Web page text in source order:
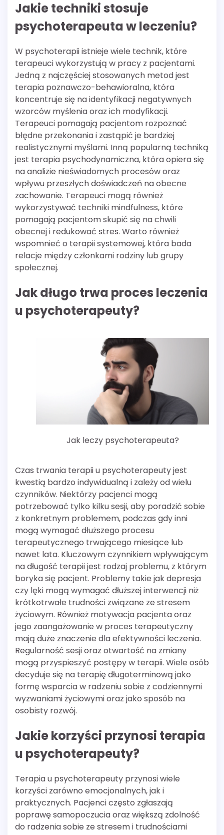
Jakie techniki stosuje
psychoterapeuta w leczeniu?
W psychoterapii istnieje wiele technik, które
terapeuci wykorzystują w pracy z pacjentami.
Jedną z najczęściej stosowanych metod jest
terapia poznawczo-behawioralna, która
koncentruje się na identyfikacji negatywnych
wzorców myślenia oraz ich modyfikacji.
Terapeuci pomagają pacjentom rozpoznać
błędne przekonania i zastąpić je bardziej
realistycznymi myślami. Inną popularną techniką
jest terapia psychodynamiczna, która opiera się
na analizie nieświadomych procesów oraz
wpływu przeszłych doświadczeń na obecne
zachowanie. Terapeuci mogą również
wykorzystywać techniki mindfulness, które
pomagają pacjentom skupić się na chwili
obecnej i redukować stres. Warto również
wspomnieć o terapii systemowej, która bada
relacje między członkami rodziny lub grupy
społecznej.
Jak długo trwa proces leczenia
u psychoterapeuty?
Jak leczy psychoterapeuta?
Czas trwania terapii u psychoterapeuty jest
kwestią bardzo indywidualną i zależy od wielu
czynników. Niektórzy pacjenci mogą
potrzebować tylko kilku sesji, aby poradzić sobie
z konkretnym problemem, podczas gdy inni
mogą wymagać dłuższego procesu
terapeutycznego trwającego miesiące lub
nawet lata. Kluczowym czynnikiem wpływającym
na długość terapii jest rodzaj problemu, z którym
boryka się pacjent. Problemy takie jak depresja
czy lęki mogą wymagać dłuższej interwencji niż
krótkotrwałe trudności związane ze stresem
życiowym. Również motywacja pacjenta oraz
jego zaangażowanie w proces terapeutyczny
mają duże znaczenie dla efektywności leczenia.
Regularność sesji oraz otwartość na zmiany
mogą przyspieszyć postępy w terapii. Wiele osób
decyduje się na terapię długoterminową jako
formę wsparcia w radzeniu sobie z codziennymi
wyzwaniami życiowymi oraz jako sposób na
osobisty rozwój.
Jakie korzyści przynosi terapia
u psychoterapeuty?
Terapia u psychoterapeuty przynosi wiele
korzyści zarówno emocjonalnych, jak i
praktycznych. Pacjenci często zgłaszają
poprawę samopoczucia oraz większą zdolność
do radzenia sobie ze stresem i trudnościami